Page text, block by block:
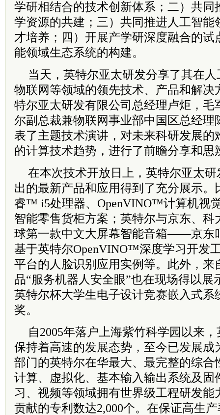
学研相结合的技术创新体系；二）共同
学资源的共建；三）共同推进人工智能
才培养；四）开展产学研深度融合的试
能领域生态系统的构建。
当天，英特尔亚太研发分享了其在
物联网等领域的领先技术、产品和解决
特尔亚太研发有限公司总经理卢炬，毛
尔副总裁兼物联网事业部中国区总经理
表了主题技术演讲，对未来科研发展的
的计算技术趋势，进行了前瞻分享和思
在本次技术开放日上，英特尔亚太
出的最新产品和应用得到了充分展示
睿™ i5处理器、OpenVINO™计算机视
智能零售货柜方案；英特尔与京东、科
球第一款中文大屏幕智能音箱——京东
基于英特尔OpenVINO™深度学习开发
平台的人脸识别应用实例等。此外，来
品“服务机器人安全眼”也在现场得以展
英特尔杯大学生电子设计竞赛嵌入式系
奖。
自2005年落户上海紫竹科学园以来
保持着高速的发展态势，至今已发展成
部门的英特尔在华最大、最完整的综合
计算、虚拟化、基本输入输出系统及固
习、视频等领域拥有世界级工程研发能
贡献的专利数达2,000个。在保证高生